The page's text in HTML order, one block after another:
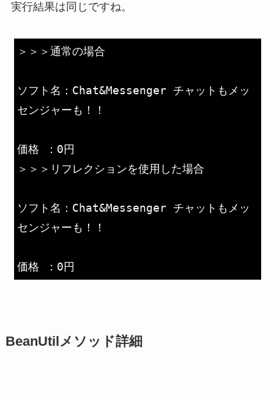
実行結果は同じですね。
＞＞＞通常の場合
ソフト名：Chat&Messenger チャットもメッ
センジャーも！！
価格 ：0円
＞＞＞リフレクションを使用した場合
ソフト名：Chat&Messenger チャットもメッ
センジャーも！！
価格 ：0円
BeanUtilメソッド詳細